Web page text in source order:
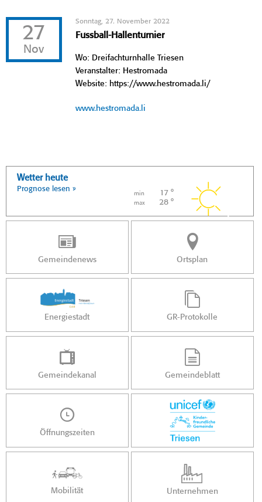
27
Nov
Sonntag, 27. November 2022
Fussball-Hallenturnier
Wo: Dreifachturnhalle Triesen
Veranstalter: Hestromada
Website: https://www.hestromada.li/
www.hestromada.li
Wetter heute
Prognose lesen »
min 17 °
max 28 °
Gemeindenews Ortsplan
Energiestadt GR-Protokolle
Gemeindekanal Gemeindeblatt
Öffnungszeiten
Mobilität Unternehmen